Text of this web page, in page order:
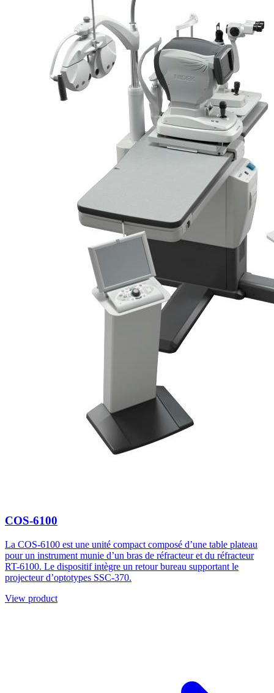
COS-6100
La COS-6100 est une unité compact composé d’une table plateau
pour un instrument munie d’un bras de réfracteur et du réfracteur
RT-6100. Le dispositif intègre un retour bureau supportant le
projecteur d’optotypes SSC-370.
View product